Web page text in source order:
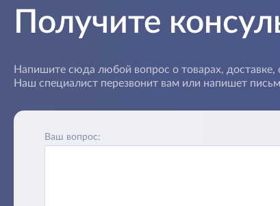
Получите
Напишите сюда любой вопрос о товарах, доставке,
Наш специалист перезвонит вам или напишет
Ваш вопрос: